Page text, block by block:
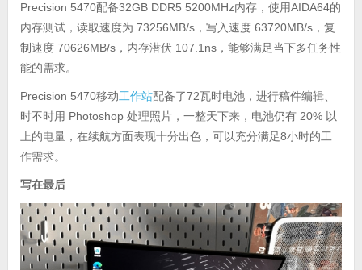
Precision 5470配备32GB DDR5 5200MHz内存，使用AIDA64的
内存测试，读取速度为 73256MB/s，写入速度 63720MB/s，复
制速度 70626MB/s，内存潜伏 107.1ns，能够满足当下多任务性
能的需求。
Precision 5470移动工作站配备了72瓦时电池，进行稿件编辑、
时不时用 Photoshop 处理照片，一整天下来，电池仍有 20% 以
上的电量，在续航方面表现十分出色，可以充分满足8小时的工
作需求。
写在最后